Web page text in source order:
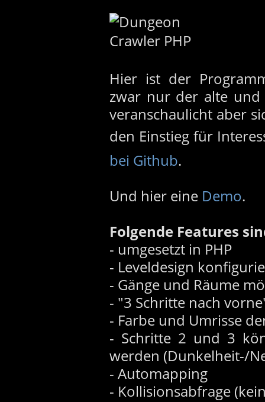
Hier ist der
zwar nur der alte und
veranschaulicht aber
den Einstieg für
bei Github.
Und hier eine Demo.
Folgende Features
- umgesetzt in PHP
- Leveldesign
- Gänge und Räume
- "3 Schritte nach
- Farbe und Umrisse
- Schritte 2 und 3
werden (Dunkelheit-/
- Automapping
- Kollisionsabfrage